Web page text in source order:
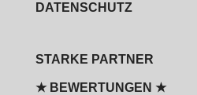
DATENSCHUTZ
STARKE PARTNER
★ BEWERTUNGEN ★